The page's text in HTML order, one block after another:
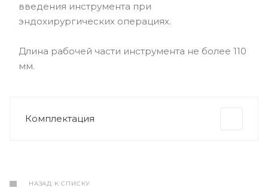
введения инструмента при
эндохирургических операциях.
Длина рабочей части инструмента не более 110
мм.
Комплектация
НАЗАД К СПИСКУ